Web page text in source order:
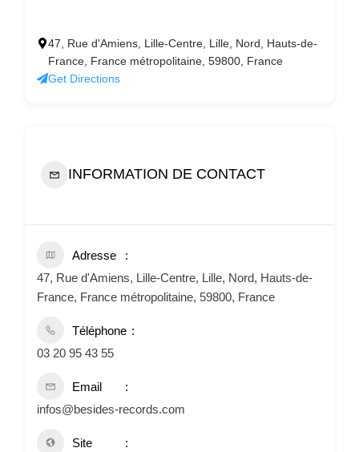
47, Rue d'Amiens, Lille-Centre, Lille, Nord, Hauts-de-
France, France métropolitaine, 59800, France
Get Directions
INFORMATION DE CONTACT
Adresse
47, Rue d'Amiens, Lille-Centre, Lille, Nord, Hauts-de-
France, France métropolitaine, 59800, France
Téléphone
03 20 95 43 55
Email
infos@besides-records.com
Site